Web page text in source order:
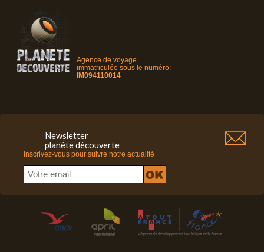
Agence de voyage
immatriculée sous le numéro:
IM094110014
Newsletter
planète découverte
Inscrivez-vous pour suivre notre actualité